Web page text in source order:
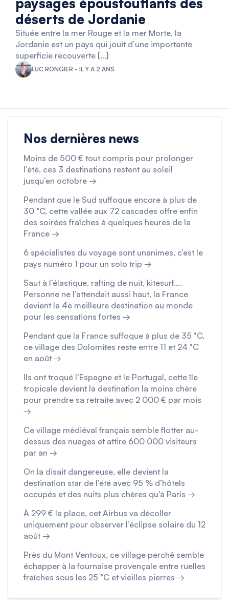
déserts de Jordanie
Située entre la mer Rouge et la mer Morte, la
Jordanie est un pays qui jouit d’une importante
superficie recouverte […]
LUC RONGIER - IL Y A 2 ANS
Nos dernières news
Moins de 500 € tout compris pour prolonger
l’été, ces 3 destinations restent au soleil
jusqu’en octobre →
Pendant que le Sud suffoque encore à plus de
30 °C, cette vallée aux 72 cascades offre enfin
des soirées fraîches à quelques heures de la
France →
6 spécialistes du voyage sont unanimes, c’est le
pays numéro 1 pour un solo trip →
Saut à l’élastique, rafting de nuit, kitesurf….
Personne ne l’attendait aussi haut, la France
devient la 4e meilleure destination au monde
pour les sensations fortes →
Pendant que la France suffoque à plus de 35 °C,
ce village des Dolomites reste entre 11 et 24 °C
en août →
Ils ont troqué l’Espagne et le Portugal, cette île
tropicale devient la destination la moins chère
pour prendre sa retraite avec 2 000 € par mois
→
Ce village médiéval français semble flotter au-
dessus des nuages et attire 600 000 visiteurs
par an →
On la disait dangereuse, elle devient la
destination star de l’été avec 95 % d’hôtels
occupés et des nuits plus chères qu’à Paris →
À 299 € la place, cet Airbus va décoller
uniquement pour observer l’éclipse solaire du 12
août →
Près du Mont Ventoux, ce village perché semble
échapper à la fournaise provençale entre ruelles
fraîches sous les 25 °C et vieilles pierres →